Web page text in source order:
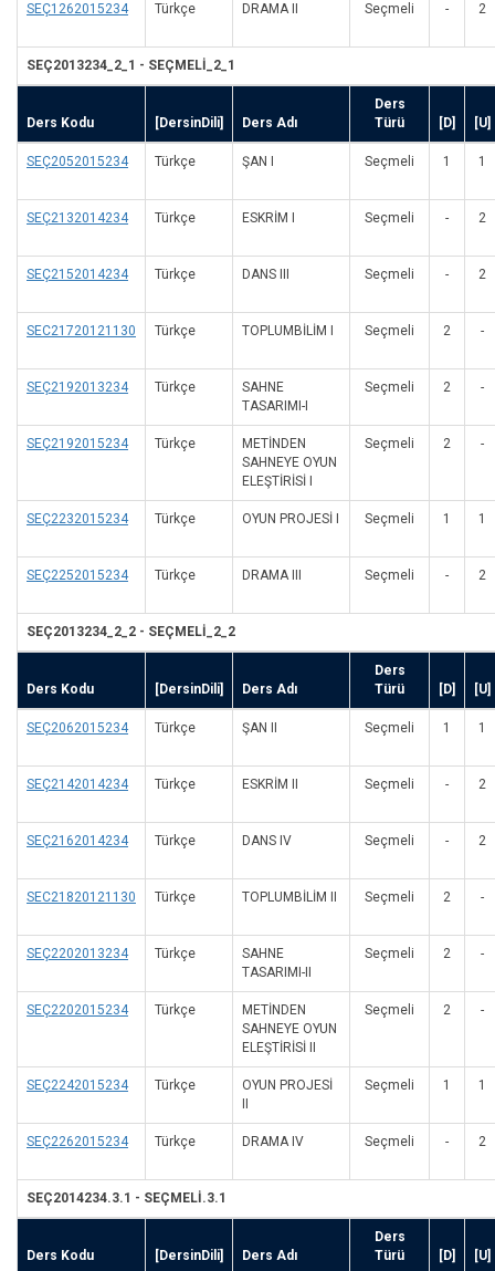
SEÇ1262015234 Türkçe DRAMA II Seçmeli - 2
SEÇ2013234_2_1 - SEÇMELİ_2_1
Ders Kodu [DersinDili] Ders Adı
Ders
Türü
[D] [U]
SEÇ2052015234 Türkçe ŞAN I Seçmeli 1 1
SEÇ2132014234 Türkçe ESKRİM I Seçmeli - 2
SEÇ2152014234 Türkçe DANS III Seçmeli - 2
SEC21720121130 Türkçe TOPLUMBİLİM I Seçmeli 2 -
SEÇ2192013234 Türkçe
SAHNE
TASARIMI-I
Seçmeli 2 -
SEÇ2192015234 Türkçe
METİNDEN
SAHNEYE OYUN
ELEŞTİRİSİ I
Seçmeli 2 -
SEÇ2232015234 Türkçe OYUN PROJESİ I Seçmeli 1 1
SEÇ2252015234 Türkçe DRAMA III Seçmeli - 2
SEÇ2013234_2_2 - SEÇMELİ_2_2
Ders Kodu [DersinDili] Ders Adı
Ders
Türü
[D] [U]
SEÇ2062015234 Türkçe ŞAN II Seçmeli 1 1
SEÇ2142014234 Türkçe ESKRİM II Seçmeli - 2
SEÇ2162014234 Türkçe DANS IV Seçmeli - 2
SEC21820121130 Türkçe TOPLUMBİLİM II Seçmeli 2 -
SEÇ2202013234 Türkçe
SAHNE
TASARIMI-II
Seçmeli 2 -
SEÇ2202015234 Türkçe
METİNDEN
SAHNEYE OYUN
ELEŞTİRİSİ II
Seçmeli 2 -
SEÇ2242015234 Türkçe
OYUN PROJESİ
Seçmeli 1 1
SEÇ2262015234 Türkçe DRAMA IV Seçmeli - 2
SEÇ2014234.3.1 - SEÇMELİ.3.1
Ders Kodu [DersinDili] Ders Adı
Ders
Türü
[D] [U]